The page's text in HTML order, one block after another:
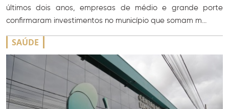
últimos dois anos, empresas de médio e grande porte
confirmaram investimentos no município que somam m...
SAÚDE